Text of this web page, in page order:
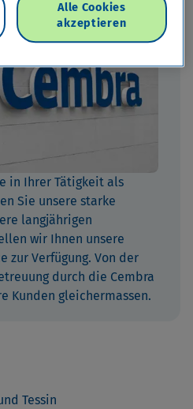
in Ihrer Tätigkeit als
Sie unsere starke
langjährigen
wir Ihnen unsere
zur Verfügung. Von der
durch die Cembra
Kunden gleichermassen.
Tessin
Alle Cookies
akzeptieren